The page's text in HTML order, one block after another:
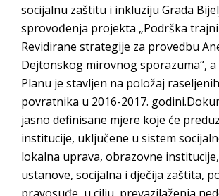
socijalnu zaštitu i inkluziju Grada
sprovođenja projekta „Podrška
Revidirane strategije za provedbu
Dejtonskog mirovnog sporazuma“,
Planu je stavljen na položaj
povratnika u 2016-2017.
jasno definisane mjere koje će
institucije, uključene u sistem
lokalna uprava, obrazovne
ustanove, socijalna i dječija zaštita,